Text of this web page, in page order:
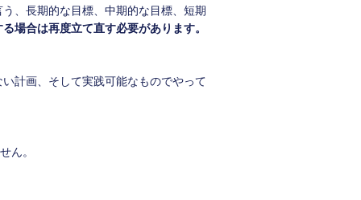
、長期的な目標、中期的な目標、短期
場合は再度立て直す必要があります。
計画、そして実践可能なものでやって
ん。